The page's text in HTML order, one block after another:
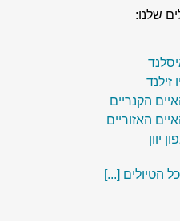
שלנו:
זילנד
הקנריים
האזוריים
יוון
הטיולים [...]